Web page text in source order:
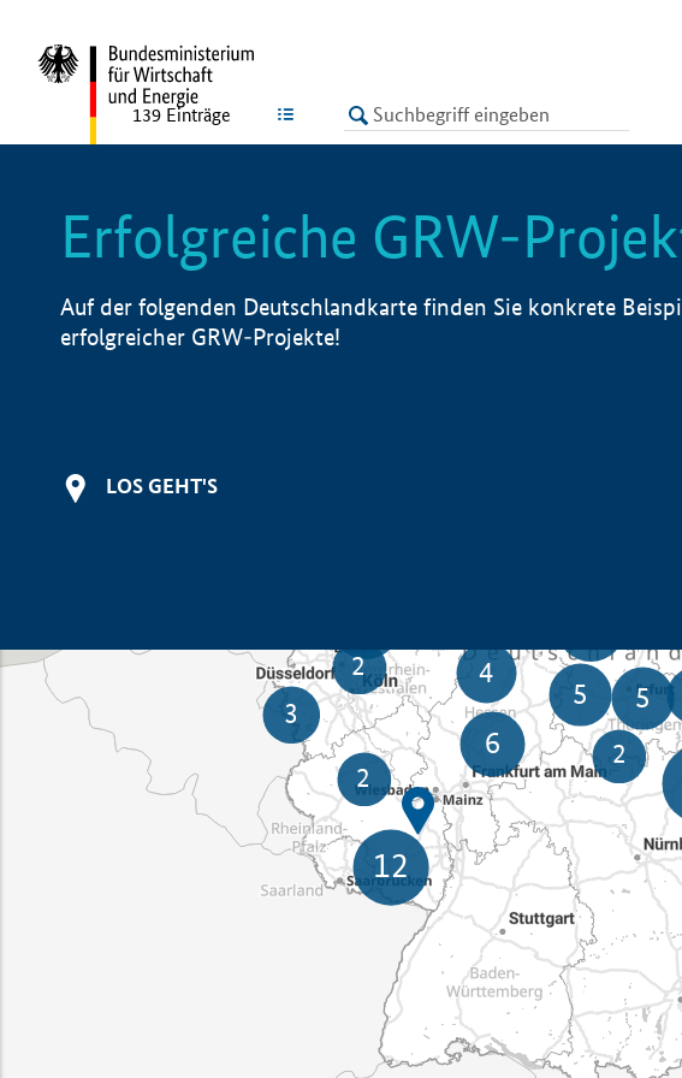
LISTE
139 Einträge
Erfolgreiche GRW-
Auf der folgenden Deutschlandkarte finden Sie konkrete
erfolgreicher GRW-Projekte!
LOS GEHT'S